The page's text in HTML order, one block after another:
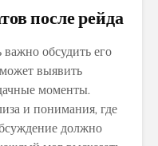
после рейда
обсудить его
выявить
моменты.
и понимания‚ где
должно